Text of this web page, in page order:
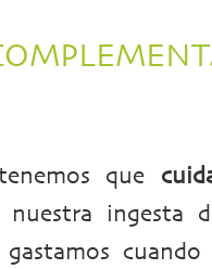
que
nuestra ingesta
cuando